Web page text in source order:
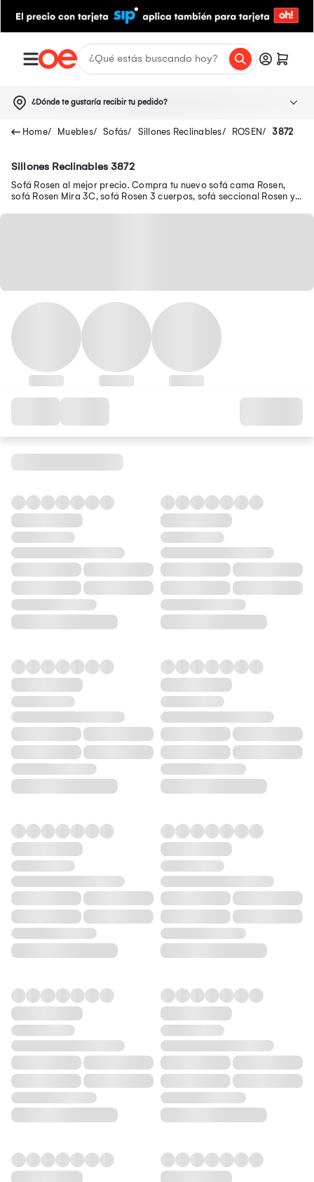
¿Dónde te gustaría recibir tu pedido?
Muebles Sofás Sillones Reclinables ROSEN 3872
Sillones Reclinables 3872
Sofá Rosen al mejor precio. Compra tu nuevo sofá cama Rosen,
sofá Rosen Mira 3C, sofá Rosen 3 cuerpos, sofá seccional Rosen y